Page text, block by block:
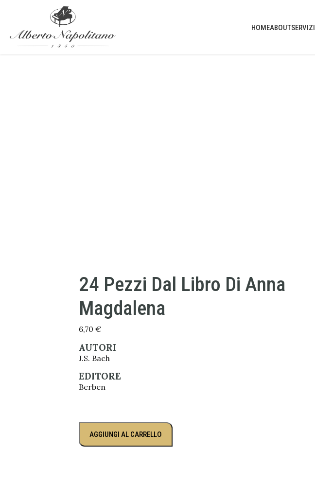
HOMEABOUTSERVIZI
24 Pezzi Dal Libro Di Anna
Magdalena
6,70 €
AUTORI
J.S. Bach
EDITORE
Berben
AGGIUNGI AL CARRELLO